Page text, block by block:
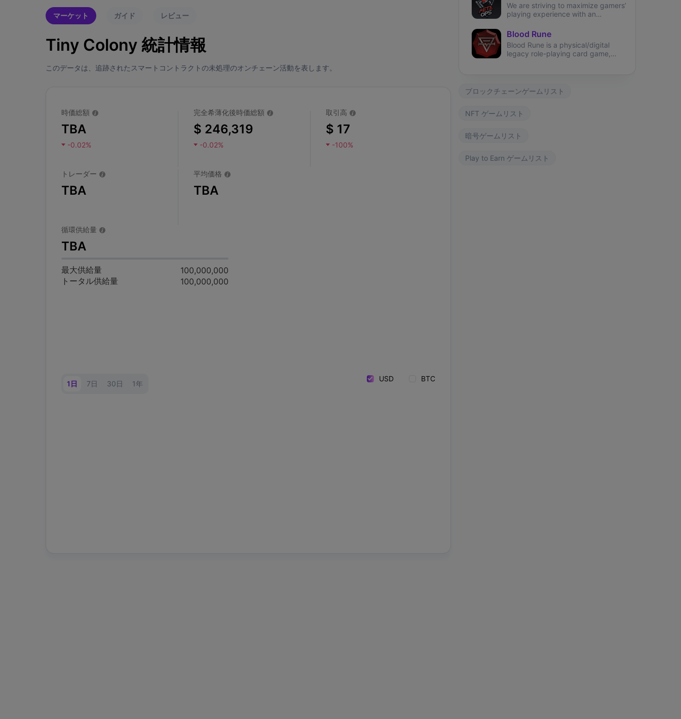
マーケット ガイド レビュー
Tiny Colony 統計情報
このデータは、追跡されたスマートコントラクトの未処理のオンチェーン活動を表します。
時価総額
TBA
-0.02%
完全希薄化後時価総額
$ 246,319
-0.02%
取引高
$ 17
-100%
トレーダー
TBA
平均価格
TBA
循環供給量
TBA
最大供給量
100,000,000
トータル供給量
100,000,000
1日 7日 30日 1年
USD BTC
We are striving to maximize gamers’
playing experience with an
shooter on Solana.
Blood Rune
Blood Rune is a physical/digital
legacy role-playing card game,
ブロックチェーンゲームリスト
NFT ゲームリスト
暗号ゲームリスト
Play to Earn ゲームリスト